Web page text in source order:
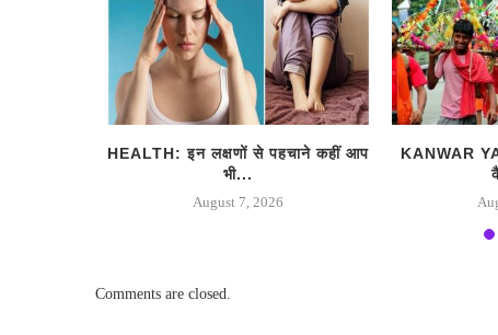
HEALTH: इन लक्षणों से पहचाने कहीं आप
भी...
August 7, 2026
KANWAR
Comments are closed.